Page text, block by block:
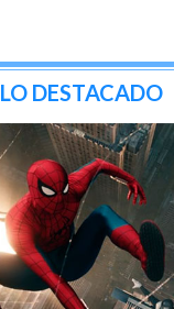
LO DESTACADO